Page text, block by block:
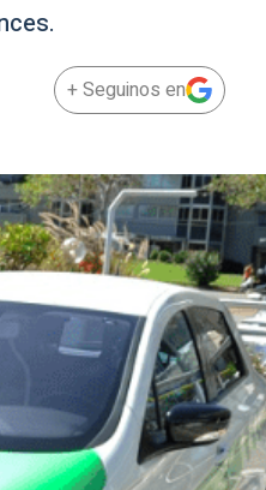
+ Seguinos en